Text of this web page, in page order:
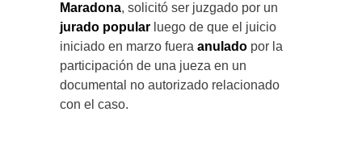
Maradona, solicitó ser juzgado por un
jurado popular luego de que el juicio
iniciado en marzo fuera anulado por la
participación de una jueza en un
documental no autorizado relacionado
con el caso.